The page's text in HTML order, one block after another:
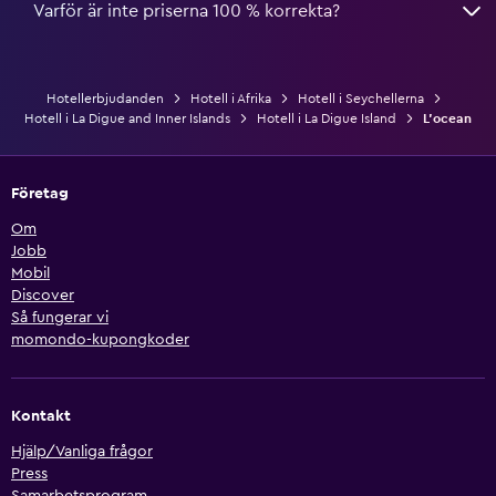
Varför är inte priserna 100 % korrekta?
Hotellerbjudanden Hotell i Afrika
Hotell i Seychellerna
Hotell i La Digue and Inner Islands
Hotell i La Digue Island L'ocean
Företag
Om
Jobb
Mobil
Discover
Så fungerar vi
momondo-kupongkoder
Kontakt
Hjälp/Vanliga frågor
Press